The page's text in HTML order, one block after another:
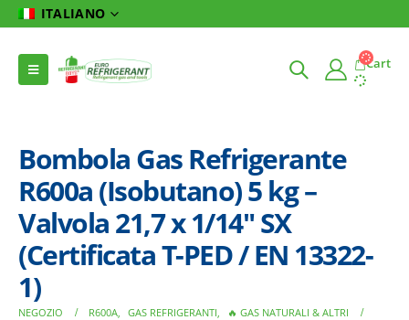
ITALIANO
Cart
Bombola Gas Refrigerante
R600a (Isobutano) 5 kg –
Valvola 21,7 x 1/14″ SX
(Certificata T-PED / EN 13322-
1)
NEGOZIO R600A, GAS REFRIGERANTI,
🔥 GAS NATURALI & ALTRI